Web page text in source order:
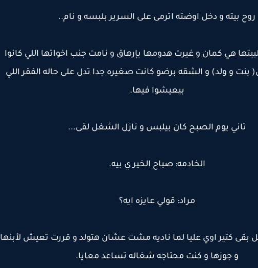
روح بيته و دخل اوضته اترمى على السرير بلبسه و نام..
هي كمان و غيرت هدومها بإرهاق و نامت جنب اخواتها اللي كانوا
و ولد) و الشقه برضو كانت صغيره جدا تدل على حاله الفقر اللي
بيعيشوا فيها.
تاني يوم الصبح كان بيلبس و نازل الشغل لقى...
الخادمه: صباح الخير ي بيه.
مراد: قولي عايزه ايه؟
بقى كتير اوي عليا لما ناديه مشت عشان هتولد و قررت تعيش لأبنها
و جوزها و كنت محتاجه شغاله تساعد معايا.